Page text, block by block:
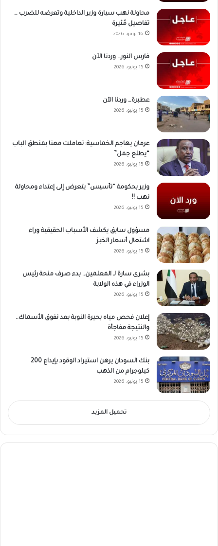
محاولة نهب سيارة وزير الداخلية وتعرضه للضرب …
تفاصيل مُثيرة
16 يونيو، 2026
فارس النور… وردنا الآن
15 يونيو، 2026
عطبرة… وردنا الآن
15 يونيو، 2026
عرمان يهاجم الخماسية: تعاملت معنا بمنطق الباب
“يطلع جمل”
15 يونيو، 2026
وزير بحكومة “تأسيس” يتعرض إلى إعتداء ومحاولة
نهب !!
15 يونيو، 2026
مسؤول سابق يكشف الأسباب الحقيقية وراء
اشتعال أسعار الخبز
15 يونيو، 2026
بشرى سارة لـ المعلمين.. بدء صرف منحة رئيس
الوزراء في هذه الولاية
15 يونيو، 2026
إعلان فحص مياه بحيرة النوبة بعد نفوق الأسماك..
والنتيجة مفاجأة
15 يونيو، 2026
بنك السودان يرهن استيراد الوقود بإيداع 200
كيلوجرام من الذهب
15 يونيو، 2026
تحميل المزيد